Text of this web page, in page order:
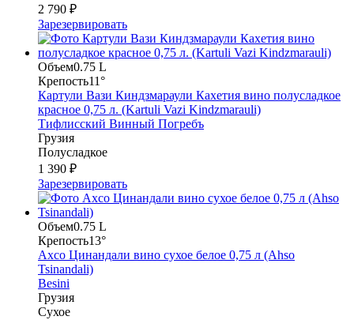
2 790 ₽
Зарезервировать
Объем0.75 L
Крепость11°
Картули Вази Киндзмараули Кахетия вино полусладкое
красное 0,75 л. (Kartuli Vazi Kindzmarauli)
Тифлисский Винный Погребъ
Грузия
Полусладкое
1 390 ₽
Зарезервировать
Объем0.75 L
Крепость13°
Ахсо Цинандали вино сухое белое 0,75 л (Ahso
Tsinandali)
Besini
Грузия
Сухое